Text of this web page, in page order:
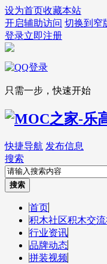
设为首页收藏本站
开启辅助访问 切换到窄
登录立即注册
只需一步，快速开始
快捷导航 发布信息
搜索
搜索
首页
积木社区积木交
行业资讯
品牌动态
拼装视频